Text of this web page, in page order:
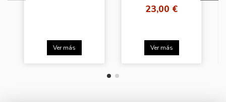
Ver más
23,00 €
Ver más